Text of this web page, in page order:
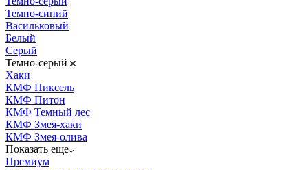
Темно-синий
Васильковый
Белый
Серый
Темно-серый
Хаки
КМФ Пиксель
КМФ Питон
КМФ Темный лес
КМФ Змея-хаки
КМФ Змея-олива
Показать еще
Премиум